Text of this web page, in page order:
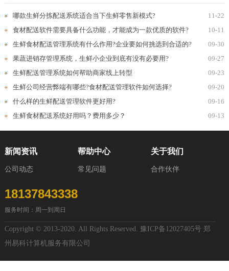
11-22
哪款生鲜分拣配送系统适合当下生鲜零售新模式?
10-11
食材配送软件需要具备什么功能，才能成为一款优质的软件?
09-30
生鲜食材配送管理系统有什么作用?企业要如何挑选到合适的?
09-27
果蔬进销存管理系统，生鲜小企业到底有没有必要用?
09-23
生鲜配送管理系统如何帮助商家线上转型
09-20
生鲜公司经营弊端有哪些?食材配送管理软件如何选择?
09-16
什么样的生鲜配送管理软件更好用?
09-13
生鲜食材配送系统好用吗？费用多少？
新闻资讯
公司动态
帮助中心
常见问题
关于我们
合作伙伴
18137843338
服务时间：周一到周日
Copyright © 2013-2020. All Rights Reserved. 豫ICP备12027405号郑
州易科计算机服务有限公司